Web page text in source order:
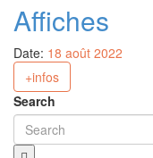
Affiches
Date: 18 août 2022
+infos
Search